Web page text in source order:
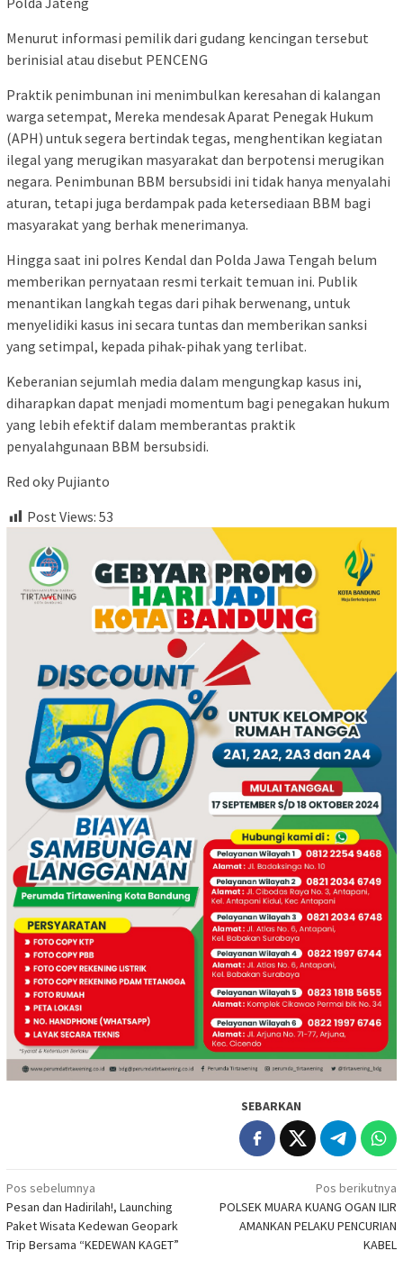
Menurut informasi pemilik dari gudang kencingan tersebut
berinisial atau disebut PENCENG
Praktik penimbunan ini menimbulkan keresahan di kalangan
warga setempat, Mereka mendesak Aparat Penegak Hukum
(APH) untuk segera bertindak tegas, menghentikan kegiatan
ilegal yang merugikan masyarakat dan berpotensi merugikan
negara. Penimbunan BBM bersubsidi ini tidak hanya menyalahi
aturan, tetapi juga berdampak pada ketersediaan BBM bagi
masyarakat yang berhak menerimanya.
Hingga saat ini polres Kendal dan Polda Jawa Tengah belum
memberikan pernyataan resmi terkait temuan ini. Publik
menantikan langkah tegas dari pihak berwenang, untuk
menyelidiki kasus ini secara tuntas dan memberikan sanksi
yang setimpal, kepada pihak-pihak yang terlibat.
Keberanian sejumlah media dalam mengungkap kasus ini,
diharapkan dapat menjadi momentum bagi penegakan hukum
yang lebih efektif dalam memberantas praktik
penyalahgunaan BBM bersubsidi.
Red oky Pujianto
Post Views: 53
SEBARKAN
Navigasi
pos
Pos sebelumnya
Pesan dan Hadirilah!, Launching
Paket Wisata Kedewan Geopark
Trip Bersama “KEDEWAN KAGET”
Pos berikutnya
POLSEK MUARA KUANG OGAN ILIR
AMANKAN PELAKU PENCURIAN
KABEL